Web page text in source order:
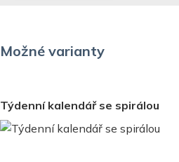
Možné varianty
Týdenní kalendář se spirálou